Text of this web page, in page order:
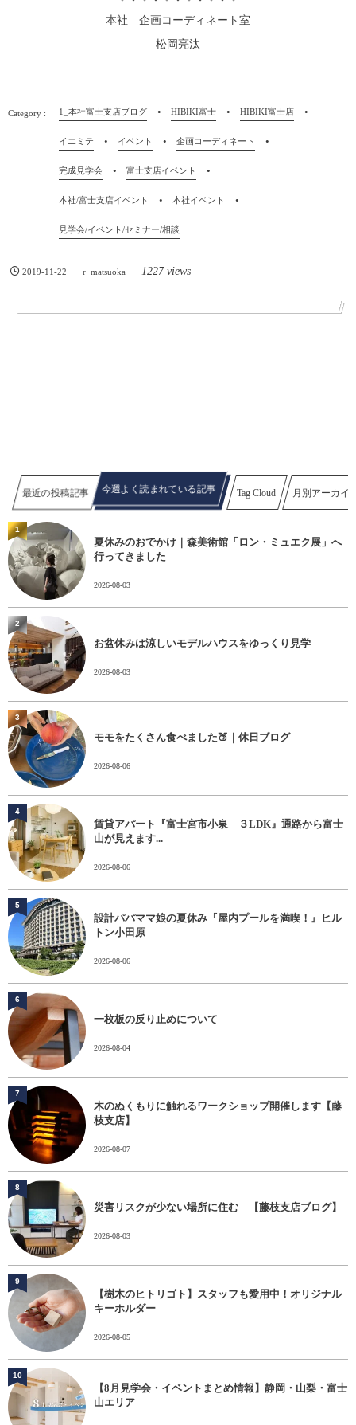
本社 企画コーディネート室
松岡亮汰
1_本社富士支店ブログ HIBIKI富士 HIBIKI富士店
イエミテ イベント 企画コーディネート
完成見学会 富士支店イベント
本社/富士支店イベント 本社イベント
見学会/イベント/セミナー/相談
2019-11-22 r_matsuoka 1227 views
最近の投稿記事 今週よく読まれている記事 Tag Cloud 月別アーカイ
夏休みのおでかけ｜森美術館「ロン・ミュエク展」へ
行ってきました
2026-08-03
1
お盆休みは涼しいモデルハウスをゆっくり見学
2026-08-03
2
モモをたくさん食べました🍑｜休日ブログ
2026-08-06
3
賃貸アパート『富士宮市小泉 ３LDK』通路から富士
山が見えます...
2026-08-06
4
設計パパママ娘の夏休み『屋内プールを満喫！』ヒル
トン小田原
2026-08-06
5
一枚板の反り止めについて
2026-08-04
6
木のぬくもりに触れるワークショップ開催します【藤
枝支店】
2026-08-07
7
災害リスクが少ない場所に住む 【藤枝支店ブログ】
2026-08-03
8
【樹木のヒトリゴト】スタッフも愛用中！オリジナル
キーホルダー
2026-08-05
9
【8月見学会・イベントまとめ情報】静岡・山梨・富士
山エリア
10